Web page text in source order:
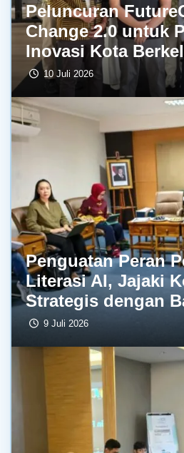
Peluncuran
Change 2.0 untuk
Inovasi Kota
10 Juli 2026
Penguatan Peran
Literasi AI, Jajaki
Strategis dengan
9 Juli 2026